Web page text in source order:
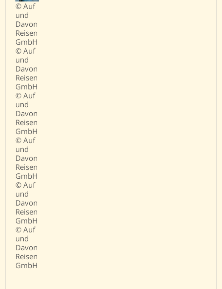
© Auf
und
Davon
Reisen
GmbH
© Auf
und
Davon
Reisen
GmbH
© Auf
und
Davon
Reisen
GmbH
© Auf
und
Davon
Reisen
GmbH
© Auf
und
Davon
Reisen
GmbH
© Auf
und
Davon
Reisen
GmbH